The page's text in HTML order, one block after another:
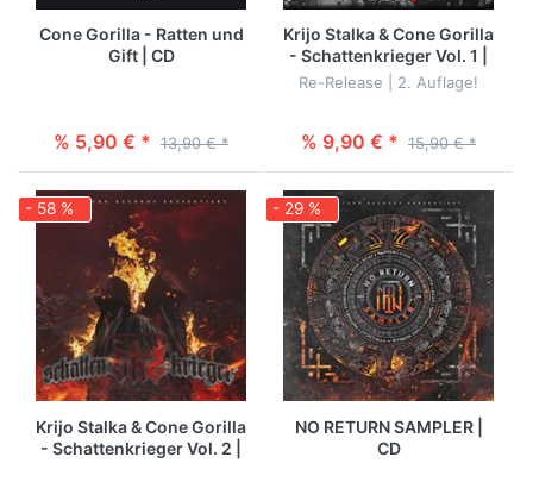
Cone Gorilla - Ratten und
Gift | CD
% 5,90 € * 13,90 € *
Krijo Stalka & Cone Gorilla
- Schattenkrieger Vol. 1 |
CD
Re-Release | 2. Auflage!
% 9,90 € * 15,90 € *
- 58 %
Krijo Stalka & Cone Gorilla
- Schattenkrieger Vol. 2 |
- 29 %
NO RETURN SAMPLER |
CD